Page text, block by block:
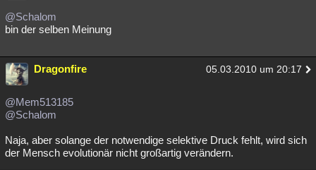
@Schalom
bin der selben Meinung
Dragonfire 05.03.2010 um 20:17
@Mem513185
@Schalom
Naja, aber solange der notwendige selektive Druck fehlt, wird sich
der Mensch evolutionär nicht großartig verändern.